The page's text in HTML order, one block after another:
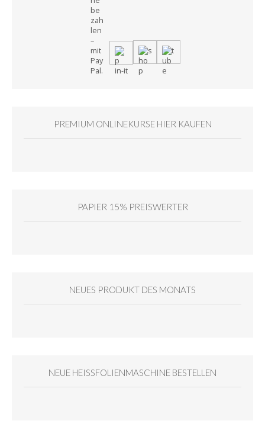
PREMIUM ONLINEKURSE HIER KAUFEN
PAPIER 15% PREISWERTER
NEUES PRODUKT DES MONATS
NEUE HEISSFOLIENMASCHINE BESTELLEN